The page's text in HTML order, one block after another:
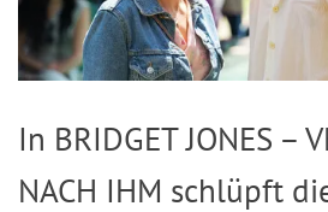
In BRIDGET JONES –
NACH IHM schlüpft